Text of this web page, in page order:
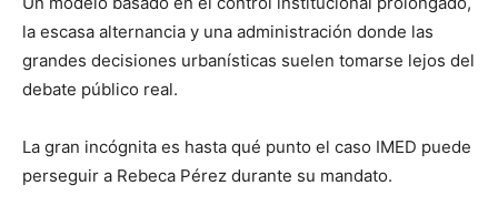
la escasa alternancia y una administración donde las
grandes decisiones urbanísticas suelen tomarse lejos del
debate público real.
La gran incógnita es hasta qué punto el caso IMED puede
perseguir a Rebeca Pérez durante su mandato.